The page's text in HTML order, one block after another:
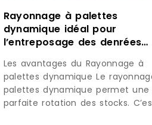
Rayonnage à palettes
dynamique idéal pour
l’entreposage des denrées
marchandises
Les avantages du Rayonnage à
palettes dynamique Le
palettes dynamique permet une
parfaite rotation des stocks. C’est le